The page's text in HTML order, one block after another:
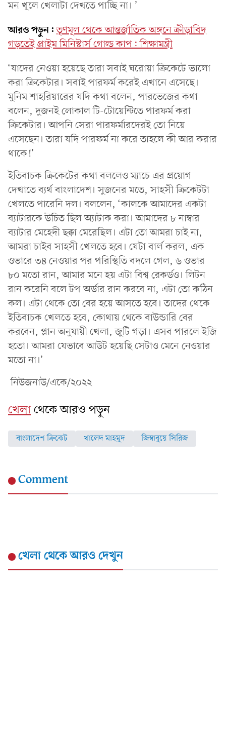
মন খুলে খেলাটা দেখতে পাচ্ছি না। ’
আরও পড়ুন: তৃণমূল থেকে আন্তর্জাতিক অঙ্গনে ক্রীড়াবিদ
গড়তেই প্রাইম মিনিস্টার্স গোল্ড কাপ: শিক্ষামন্ত্রী
‘যাদের নেওয়া হয়েছে তারা সবাই ঘরোয়া ক্রিকেটে ভালো
করা ক্রিকেটার। সবাই পারফর্ম করেই এখানে এসেছে।
মুনিম শাহরিয়ারের যদি কথা বলেন, পারভেজের কথা
বলেন, দুজনই লোকাল টি-টোয়েন্টিতে পারফর্ম করা
ক্রিকেটার। আপনি সেরা পারফর্মারদেরই তো নিয়ে
এসেছেন। তারা যদি পারফর্ম না করে তাহলে কী আর করার
থাকে!’
ইতিবাচক ক্রিকেটের কথা বললেও ম্যাচে এর প্রয়োগ
দেখাতে ব্যর্থ বাংলাদেশ। সুজনের মতে, সাহসী ক্রিকেটটা
খেলতে পারেনি দল। বললেন, ‘কালকে আমাদের একটা
ব্যাটারকে উচিত ছিল অ্যাটাক করা। আমাদের ৮ নাম্বার
ব্যাটার মেহেদী ছক্কা মেরেছিল। এটা তো আমরা চাই না,
আমরা চাইব সাহসী খেলতে হবে। যেটা বার্ল করল, এক
ওভারে ৩৪ নেওয়ার পর পরিস্থিতি বদলে গেল, ৬ ওভার
৮০ মতো রান, আমার মনে হয় এটা বিশ্ব রেকর্ডও। লিটন
রান করেনি বলে টপ অর্ডার রান করবে না, এটা তো কঠিন
কল। এটা থেকে তো বের হয়ে আসতে হবে। তাদের থেকে
ইতিবাচক খেলতে হবে, কোথায় থেকে বাউন্ডারি বের
করবেন, প্লান অনুযায়ী খেলা, জুটি গড়া। এসব পারলে ইজি
হতো। আমরা যেভাবে আউট হয়েছি সেটাও মেনে নেওয়ার
মতো না।’
নিউজনাউ/একে/২০২২
খেলাথেকে আরও পড়ুন
বাংলাদেশ ক্রিকেট খালেদ মাহমুদ জিম্বাবুয়ে সিরিজ
Comment
খেলাথেকে আরও দেখুন